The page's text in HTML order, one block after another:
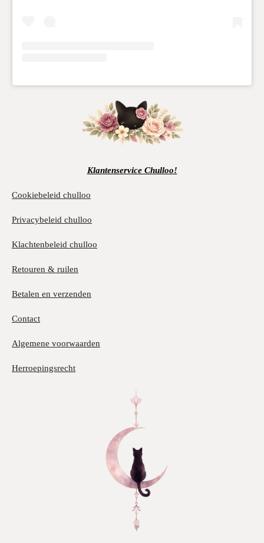
Klantenservice Chulloo!
Cookiebeleid chulloo
Privacybeleid chulloo
Klachtenbeleid chulloo
Retouren & ruilen
Betalen en verzenden
Contact
Algemene voorwaarden
Herroepingsrecht